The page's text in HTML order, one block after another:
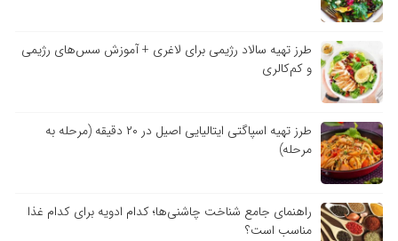
طرز تهیه سالاد رژیمی برای لاغری + آموزش سس‌های رژیمی
و کم‌کالری
طرز تهیه اسپاگتی ایتالیایی اصیل در ۲۰ دقیقه (مرحله به
مرحله)
راهنمای جامع شناخت چاشنی‌ها؛ کدام ادویه برای کدام غذا
مناسب است؟